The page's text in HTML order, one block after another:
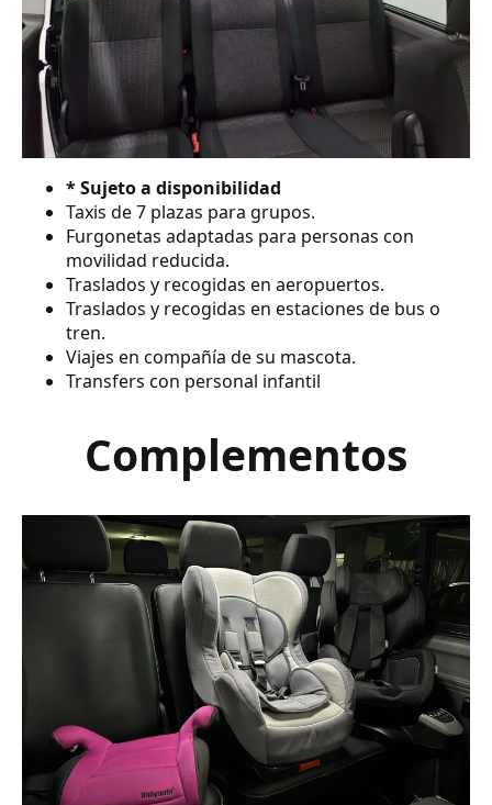
* Sujeto a disponibilidad
Taxis de 7 plazas para grupos.
Furgonetas adaptadas para personas con
movilidad reducida.
Traslados y recogidas en aeropuertos.
Traslados y recogidas en estaciones de bus o
tren.
Viajes en compañía de su mascota.
Transfers con personal infantil
Complementos